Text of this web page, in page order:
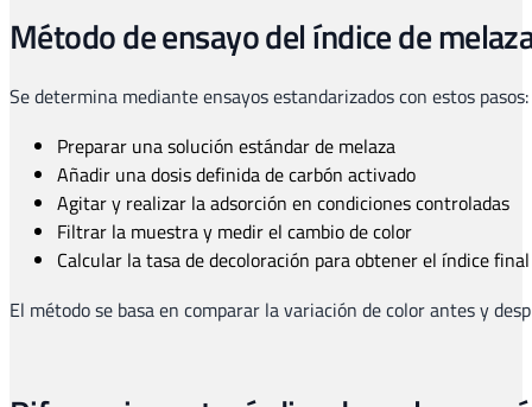
Método de ensayo del índice de
Se determina mediante ensayos estandarizados con estos pasos:
Preparar una solución estándar de melaza
Añadir una dosis definida de carbón activado
Agitar y realizar la adsorción en condiciones controladas
Filtrar la muestra y medir el cambio de color
Calcular la tasa de decoloración para obtener el índice final
El método se basa en comparar la variación de color antes y